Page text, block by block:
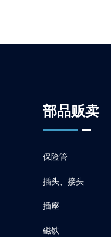
部品贩卖
保险管
插头、接头
插座
磁铁